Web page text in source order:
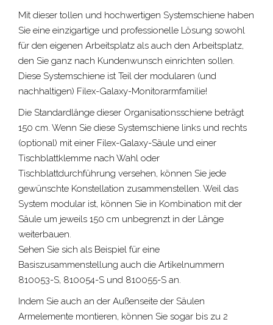
Mit dieser tollen und hochwertigen Systemschiene haben
Sie eine einzigartige und professionelle Lösung sowohl
für den eigenen Arbeitsplatz als auch den Arbeitsplatz,
den Sie ganz nach Kundenwunsch einrichten sollen.
Diese Systemschiene ist Teil der modularen (und
nachhaltigen) Filex-Galaxy-Monitorarmfamilie!
Die Standardlänge dieser Organisationsschiene beträgt
150 cm. Wenn Sie diese Systemschiene links und rechts
(optional) mit einer Filex-Galaxy-Säule und einer
Tischblattklemme nach Wahl oder
Tischblattdurchführung versehen, können Sie jede
gewünschte Konstellation zusammenstellen. Weil das
System modular ist, können Sie in Kombination mit der
Säule um jeweils 150 cm unbegrenzt in der Länge
weiterbauen.
Sehen Sie sich als Beispiel für eine
Basiszusammenstellung auch die Artikelnummern
810053-S, 810054-S und 810055-S an.
Indem Sie auch an der Außenseite der Säulen
Armelemente montieren, können Sie sogar bis zu 2